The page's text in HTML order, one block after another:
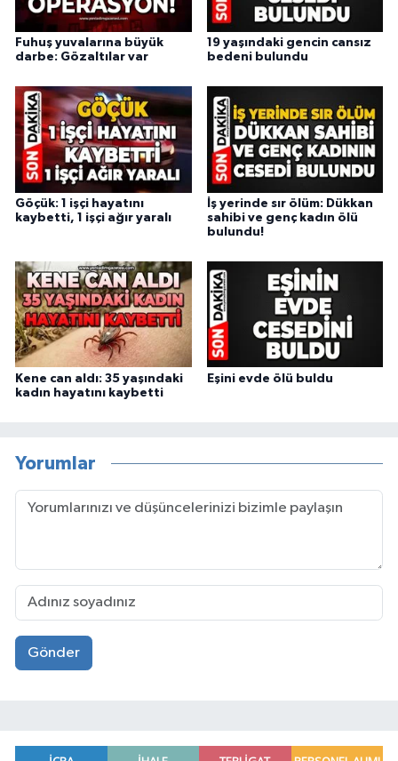
Fuhuş yuvalarına büyük
darbe: Gözaltılar var
19 yaşındaki gencin cansız
bedeni bulundu
Göçük: 1 işçi hayatını
kaybetti, 1 işçi ağır yaralı
İş yerinde sır ölüm: Dükkan
sahibi ve genç kadın ölü
bulundu!
Kene can aldı: 35 yaşındaki
kadın hayatını kaybetti
Eşini evde ölü buldu
Yorumlar
Gönder